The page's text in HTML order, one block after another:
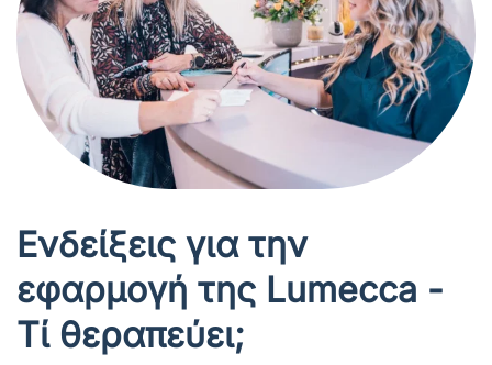
Ενδείξεις για την
εφαρμογή της Lumecca -
Τί θεραπεύει;